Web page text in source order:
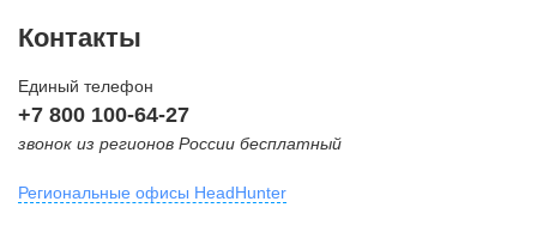
Контакты
Единый телефон
+7 800 100-64-27
звонок из регионов России бесплатный
Региональные офисы HeadHunter